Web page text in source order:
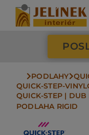
Přeskočit
obsah
PODLAHY
QUICK-STEP-
QUICK-STEP | DUB
PODLAHA RIGID